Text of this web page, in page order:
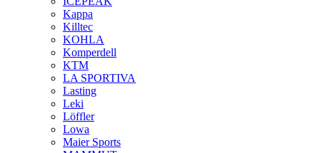
Kappa
Killtec
KOHLA
Komperdell
KTM
LA SPORTIVA
Lasting
Leki
Löffler
Lowa
Maier Sports